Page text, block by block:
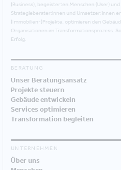
(Business), begeisterten Menschen (User)
Strategieberater:innen und Umsetzer:innen
(Immobilien-)Projekte, optimieren den
Organisationen im Transformationsprozess.
Erfolg.
BERATUNG
Unser Beratungsansatz
Projekte steuern
Gebäude entwickeln
Services optimieren
Transformation begleiten
UNTERNEHMEN
Über uns